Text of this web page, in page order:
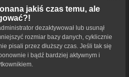
jakiś czas temu, ale
dezaktywował lub usunął
rozmiar bazy danych, cyklicznie
pisali przez dłuższy czas. Jeśli tak się
i bądź bardziej aktywnym i